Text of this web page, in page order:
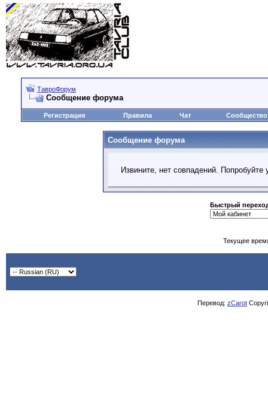
ТавроФорум
Сообщение форума
Регистрация Правила Чат Сообщество
Сообщение форума
Извините, нет совпадений.
Быстрый
Текущее
Перевод: zCarot